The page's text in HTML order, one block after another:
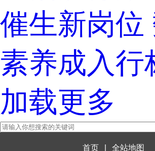
催生新岗位
素养成入行
加载更多
首页 全站地图